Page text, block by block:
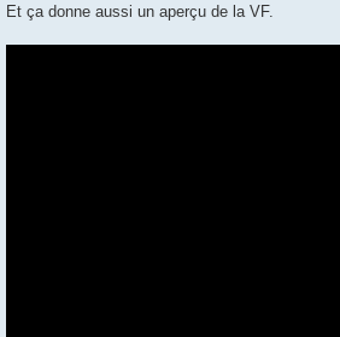
Et ça donne aussi un aperçu de la VF.